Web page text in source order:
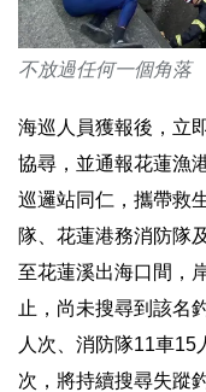
不放過任何一個角落
海巡人員獲報後，立
協尋，並通報花蓮漁
巡邏站同仁，攜帶救
隊、花蓮港務消防隊
至花蓮溪出海口間，
止，尚未搜尋到該名
人次、消防隊11車15
次，將持續搜尋失蹤